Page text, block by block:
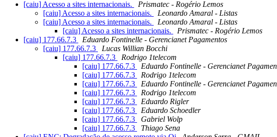
[caiu] Acesso a sites internacionais.
Prismatec - Rogério Lemos
[caiu] Acesso a sites internacionais.
Leonardo Amaral - Listas
[caiu] Acesso a sites internacionais.
Leonardo Amaral - Listas
[caiu] Acesso a sites internacionais.
Prismatec - Rogério Lemos
[caiu] 177.66.7.3
Eduardo Fontinelle - Gerencianet Pagamentos
[caiu] 177.66.7.3
Lucas Willian Bocchi
[caiu] 177.66.7.3
Rodrigo 1telecom
[caiu] 177.66.7.3
Eduardo Fontinelle - Gerencianet
[caiu] 177.66.7.3
Rodrigo 1telecom
[caiu] 177.66.7.3
Eduardo Fontinelle - Gerencianet
[caiu] 177.66.7.3
Rodrigo 1telecom
[caiu] 177.66.7.3
Eduardo Rigler
[caiu] 177.66.7.3
Eduardo Schoedler
[caiu] 177.66.7.3
Gabriel Wolp
[caiu] 177.66.7.3
Thiago Sena